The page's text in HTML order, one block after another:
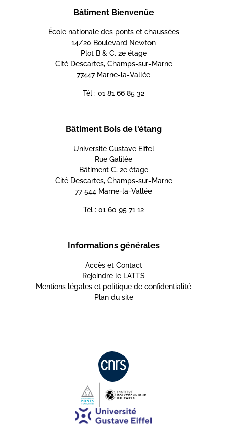
Bâtiment Bienvenüe
École nationale des ponts et chaussées
14/20 Boulevard Newton
Plot B & C, 2e étage
Cité Descartes, Champs-sur-Marne
77447 Marne-la-Vallée
Tél : 01 81 66 85 32
Bâtiment Bois de l'étang
Université Gustave Eiffel
Rue Galilée
Bâtiment C, 2e étage
Cité Descartes, Champs-sur-Marne
77 544 Marne-la-Vallée
Tél : 01 60 95 71 12
Informations générales
Accès et Contact
Rejoindre le LATTS
Mentions légales et politique de confidentialité
Plan du site